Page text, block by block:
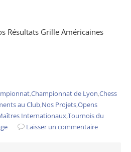
Résultats Grille Américaines
,Championnat de Lyon,Chess
au Club,Nos Projets,Opens
Internationaux,Tournois du
Laisser un commentaire